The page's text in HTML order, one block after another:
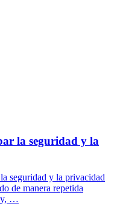
la seguridad y la
seguridad y la privacidad
de manera repetida
y, …